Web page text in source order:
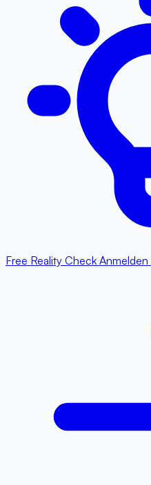
Free Reality Check Anmelden